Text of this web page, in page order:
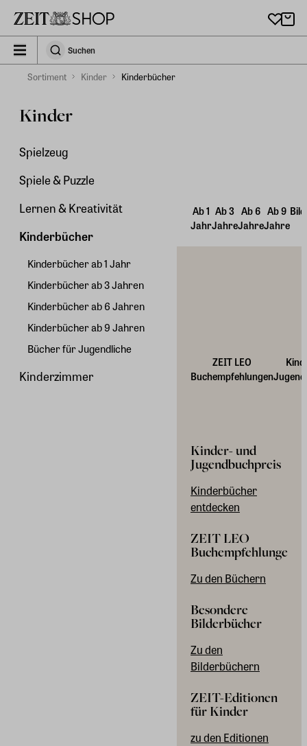
zeit_storefront.components.search.collapsed
SuchenSuchen
Sortiment Kinder Kinderbücher
Kinder
Spielzeug
Spiele & Puzzle
Lernen & Kreativität
Kinderbücher
Kinderbücher ab 1 Jahr
Kinderbücher ab 3 Jahren
Kinderbücher ab 6 Jahren
Kinderbücher ab 9 Jahren
Bücher für Jugendliche
Kinderzimmer
Ab 1
Jahr
Ab 3
Jahre
Ab 6
Jahre
Ab 9
Jahre
ZEIT LEO
Buchempfehlungen
Kinder- und
Jugendbuchpreis
Kinderbücher
entdecken
ZEIT LEO
Buchempfehlungen
Zu den Büchern
Besondere
Bilderbücher
Zu den
Bilderbüchern
ZEIT-Editionen
für Kinder
zu den Editionen